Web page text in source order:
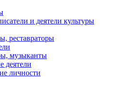
и деятели культуры
реставраторы
музыканты
деятели
личности